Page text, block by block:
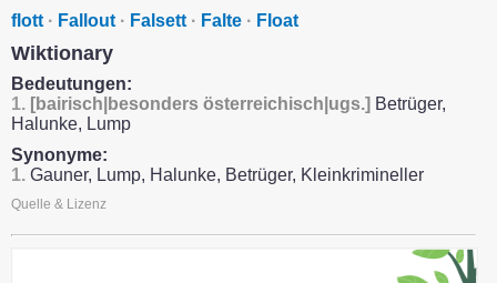
flott · Fallout · Falsett · Falte · Float
Wiktionary
Bedeutungen:
1. [bairisch|besonders österreichisch|ugs.] Betrüger,
Halunke, Lump
Synonyme:
1. Gauner, Lump, Halunke, Betrüger, Kleinkrimineller
Quelle & Lizenz